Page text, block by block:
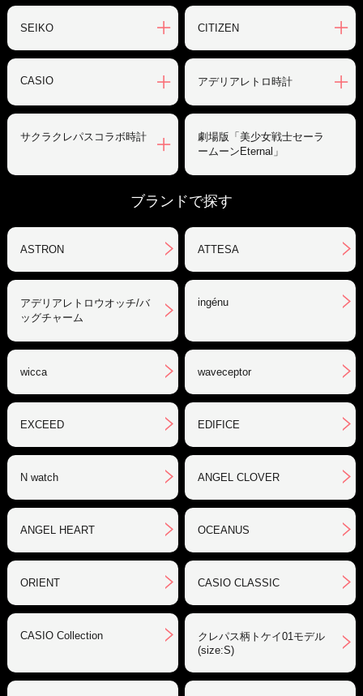
SEIKO CITIZEN
CASIO アデリアレトロ時計
サクラクレパスコラボ時計
劇場版「美少女戦士セーラ
ームーンEternal」
ブランドで探す
ASTRON ATTESA
アデリアレトロウオッチ/バ
ッグチャーム
ingénu
wicca waveceptor
EXCEED EDIFICE
N watch ANGEL CLOVER
ANGEL HEART OCEANUS
ORIENT CASIO CLASSIC
CASIO Collection
クレパス柄トケイ01モデル
(size:S)